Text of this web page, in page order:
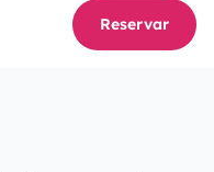
Reservar